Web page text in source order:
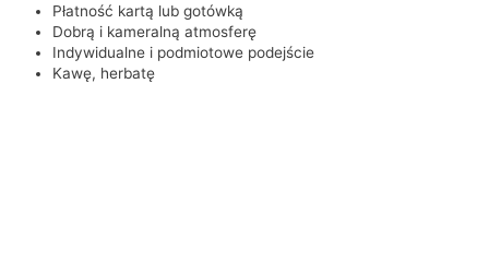
Płatność kartą lub gotówką
Dobrą i kameralną atmosferę
Indywidualne i podmiotowe podejście
Kawę, herbatę